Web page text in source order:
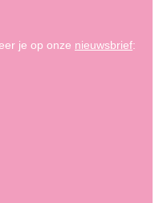
je op onze nieuwsbrief: